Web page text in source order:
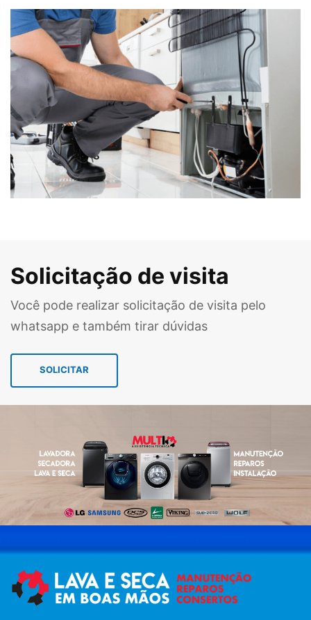
Solicitação de visita
Você pode realizar solicitação de visita pelo
whatsapp e também tirar dúvidas
SOLICITAR